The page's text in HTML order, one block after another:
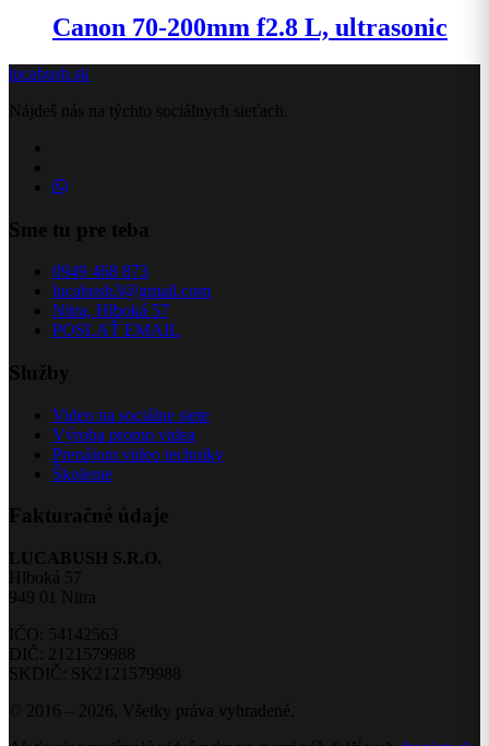
Canon 70-200mm f2.8 L, ultrasonic
lucabush.sk
Nájdeš nás na týchto sociálnych sieťach.
Sme tu pre teba
0949 468 873
lucabush3@gmail.com
Nitra, Hlboká 57
POSLAŤ EMAIL
Služby
Video na sociálne siete
Výroba promo videa
Prenájom video techniky
Školenie
Fakturačné údaje
LUCABUSH S.R.O.
Hlboká 57
949 01 Nitra
IČO: 54142563
DIČ: 2121579988
SKDIČ: SK2121579988
© 2016 – 2026, Všetky práva vyhradené.